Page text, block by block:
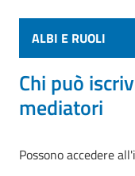
ALBI E RUOLI
Chi può
mediatori
Possono accedere